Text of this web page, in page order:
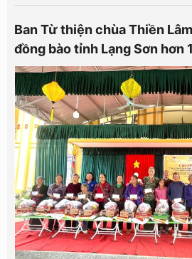
Ban Từ thiện chùa Thiền
đồng bào tỉnh Lạng Sơn hơn